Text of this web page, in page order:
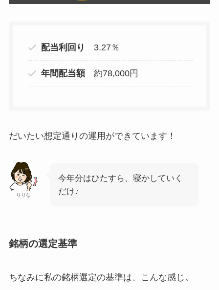
配当利回り 3.27％
年間配当額 約78,000円
だいたい想定通りの運用ができています！
りりな
今年分はひたすら、寝かしていく
だけ♪
銘柄の選定基準
ちなみに私の銘柄選定の基準は、こんな感じ。